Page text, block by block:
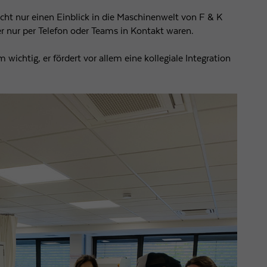
nur einen Einblick in die Maschinenwelt von F & K
per Telefon oder Teams in Kontakt waren.
wichtig, er fördert vor allem eine kollegiale Integration